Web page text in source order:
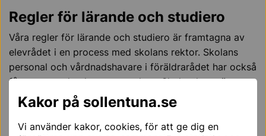
Kakor på sollentuna.se
Vi använder kakor, cookies, för att ge dig en
Regler för lärande och studiero
Våra regler för lärande och studiero är framtagna av
elevrådet i en process med skolans rektor. Skolans
personal och vårdnadshavare i föräldrarådet har också
fått vara med och ge synpunkter. Skolreglerna är
sedan beslutade av rektor, precis som det ska vara
enligt skollagen.